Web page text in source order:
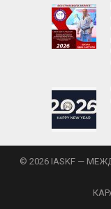
© 2026 IASKF —